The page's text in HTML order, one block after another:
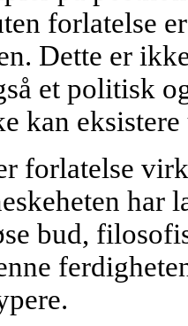
forlatelse
Dette er
et politisk
kan eksistere
forlatelse
har
bud,